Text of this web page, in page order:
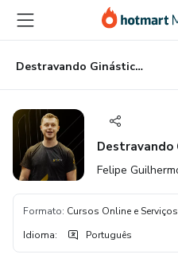
para
conteúdo
principal
para
pagamento
para
rodapé
Destravando Ginásticos
Destravando
Felipe
Formato: Cursos Online e
Idioma: Português